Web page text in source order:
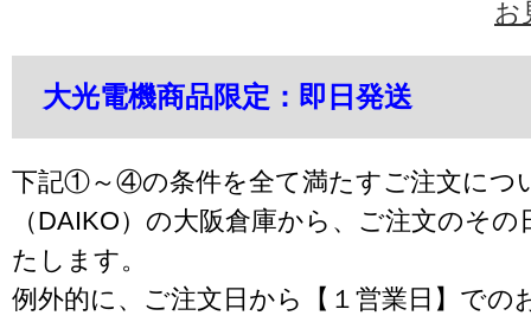
お
大光電機商品限定：即日発送
下記①～④の条件を全て満たすご注文につ
（DAIKO）の大阪倉庫から、ご注文のそ
たします。
例外的に、ご注文日から【１営業日】での